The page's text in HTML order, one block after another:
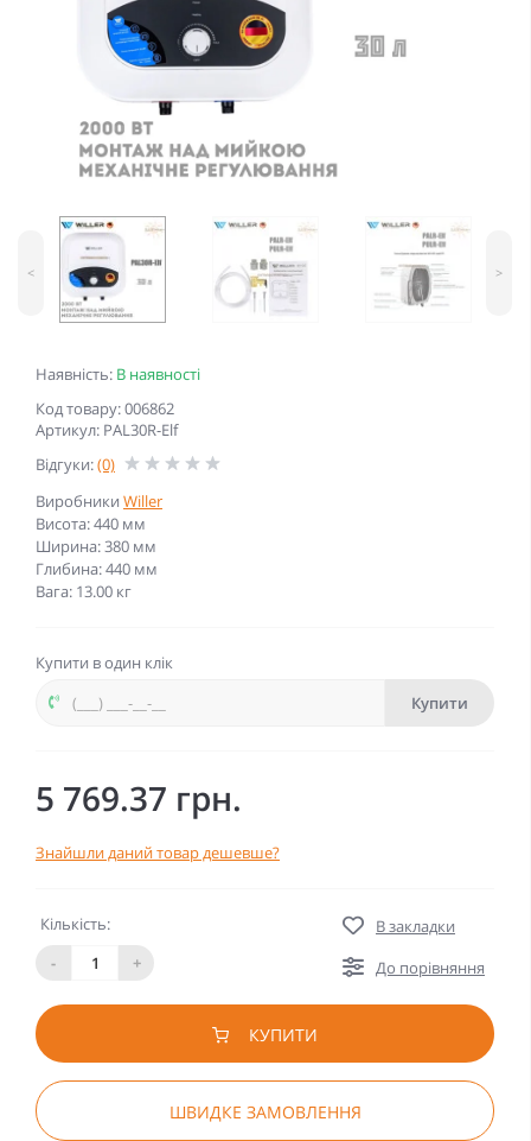
Наявність: В наявності
Код товару: 006862
Артикул: PAL30R-Elf
Відгуки:(0)
Виробники Willer
Висота: 440 мм
Ширина: 380 мм
Глибина: 440 мм
Вага: 13.00 кг
< >
Купити в один клік
Купити
5 769.37 грн.
Знайшли даний товар дешевше?
Кількість:
-
+
В закладки
До порівняння
КУПИТИ
ШВИДКЕ ЗАМОВЛЕННЯ